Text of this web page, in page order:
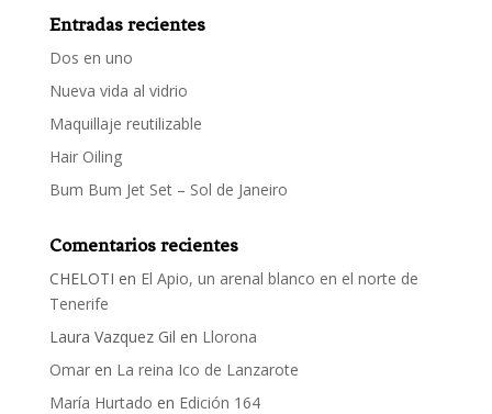
Entradas recientes
Dos en uno
Nueva vida al vidrio
Maquillaje reutilizable
Hair Oiling
Bum Bum Jet Set – Sol de Janeiro
Comentarios recientes
CHELOTI en El Apio, un arenal blanco en el norte de
Tenerife
Laura Vazquez Gil en Llorona
Omaren La reina Ico de Lanzarote
María Hurtado en Edición 164